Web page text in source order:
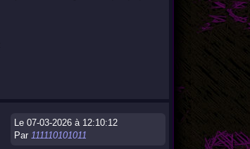
Le 07-03-2026 à 12:10:12
Par 111110101011